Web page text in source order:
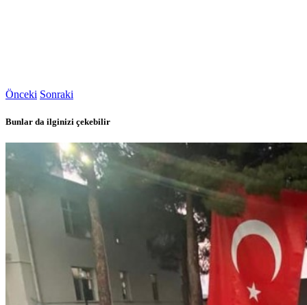
Önceki Sonraki
Bunlar da ilginizi çekebilir